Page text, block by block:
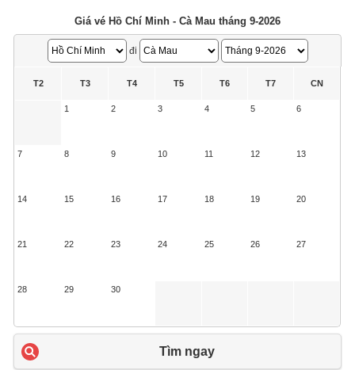
Giá vé Hồ Chí Minh - Cà Mau tháng 9-2026
đi
T2 T3 T4 T5 T6 T7 CN
1 2 3 4 5 6
7 8 9 10 11 12 13
14 15 16 17 18 19 20
21 22 23 24 25 26 27
28 29 30
Tìm ngay